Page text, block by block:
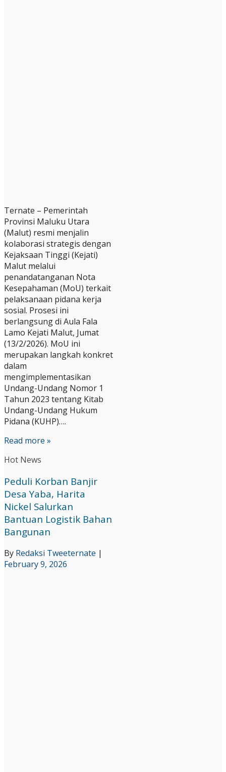
Ternate – Pemerintah
Provinsi Maluku Utara
(Malut) resmi menjalin
kolaborasi strategis dengan
Kejaksaan Tinggi (Kejati)
Malut melalui
penandatanganan Nota
Kesepahaman (MoU) terkait
pelaksanaan pidana kerja
sosial. Prosesi ini
berlangsung di Aula Fala
Lamo Kejati Malut, Jumat
(13/2/2026). ​MoU ini
merupakan langkah konkret
dalam
mengimplementasikan
Undang-Undang Nomor 1
Tahun 2023 tentang Kitab
Undang-Undang Hukum
Pidana (KUHP)….
Read more »
Hot News
Peduli Korban Banjir
Desa Yaba, Harita
Nickel Salurkan
Bantuan Logistik Bahan
Bangunan
By Redaksi Tweeternate |
February 9, 2026